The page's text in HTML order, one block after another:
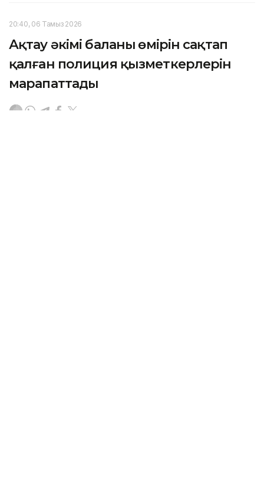
20:40, 06 Тамыз 2026
Ақтау әкімі баланың өмірін сақтап
қалған полиция қызметкерлерін
марапаттады